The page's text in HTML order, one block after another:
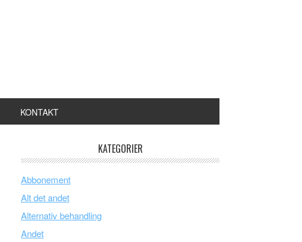
KONTAKT
KATEGORIER
Abbonement
Alt det andet
Alternativ behandling
Andet